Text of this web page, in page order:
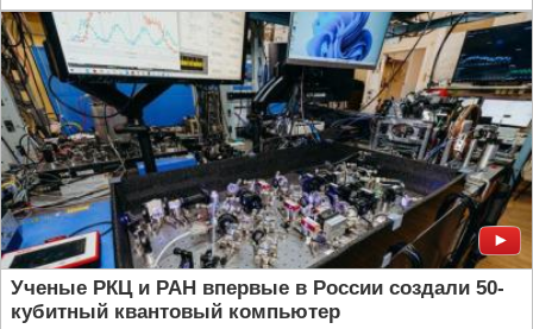
Ученые РКЦ и РАН впервые в России создали 50-
кубитный квантовый компьютер